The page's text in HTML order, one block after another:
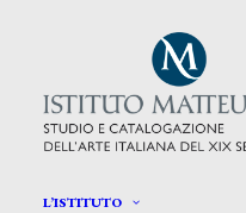
L’ISTITUTO